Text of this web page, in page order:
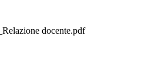
docente.pdf